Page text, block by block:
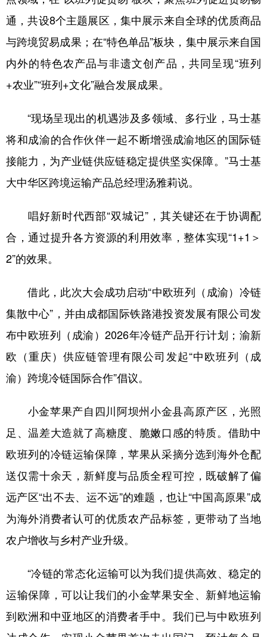
通，共设8个主题展区，集中展示来自全球的优质商品
与跨境贸易成果；在“特色单品”板块，集中展示来自国
内外的特色农产品与非遗文创产品，共同呈现“班列
+农业”“班列+文化”融合发展成果。
“现场呈现出的机遇涉及多领域、多行业，马士基
将和成渝的合作伙伴一起不断增强成渝地区的国际链
接能力，为产业链供应链稳定提供坚实保障。”马士基
大中华区跨境运输产品总经理汤雅莉说。
唱好新时代西部“双城记”，其关键还在于协调配
合，通过提升各方资源的利用效率，整体实现“1+1＞
2”的效果。
借此，此次大会成功启动“中欧班列（成渝）冷链
集散中心”，并由成都国际铁路港投资发展有限公司发
布中欧班列（成渝）2026年冷链产品开行计划；渝新
欧（重庆）供应链管理有限公司发起“中欧班列（成
渝）跨境冷链国际合作”倡议。
小金苹果产自四川阿坝州小金县高原产区，光照
足、温差大造就了高糖度、脆嫩口感的特质。借助中
欧班列的冷链运输保障，苹果从采摘分选到海外仓配
送仅需十余天，新鲜度与品质全程可控，既破解了偏
远产区“出不去、运不远”的难题，也让“中国高原果”成
为海外消费者认可的优质农产品标签，更带动了当地
农户增收与乡村产业升级。
“冷链的常态化运输可以为我们提供高效、稳定的
运输保障，可以让我们的小金苹果安全、新鲜地运输
到欧洲和中亚地区的消费者手中。我们已与中欧班列